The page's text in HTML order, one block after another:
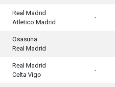
Real Madrid
Atletico Madrid
-
Osasuna
Real Madrid
-
Real Madrid
Celta Vigo
-